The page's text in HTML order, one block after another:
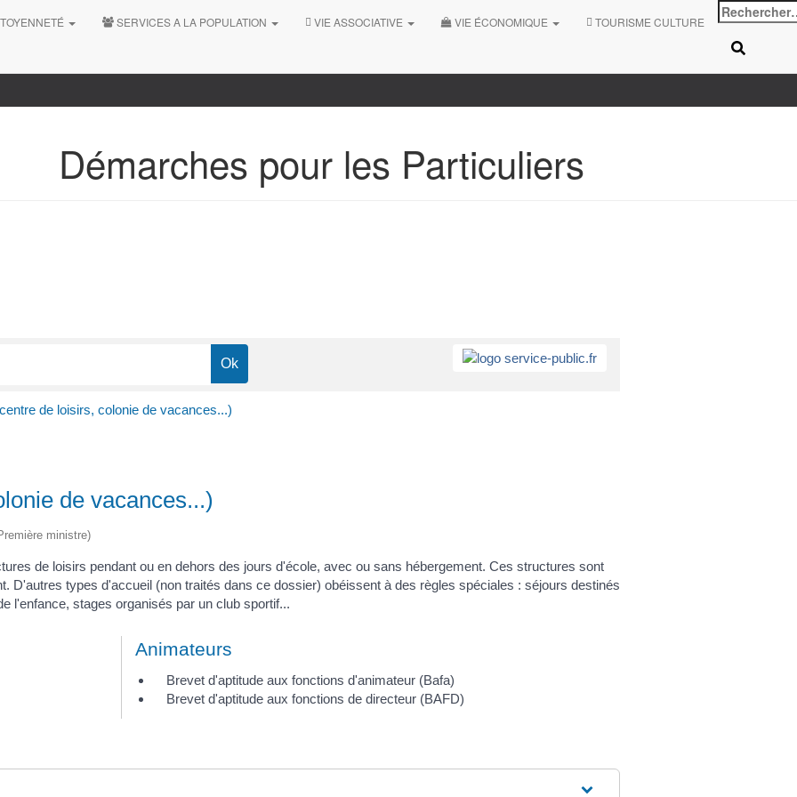
SERVICES A LA POPULATION VIE ASSOCIATIVE VIE ÉCONOMIQUE TOURISME CULTURE
Démarches pour les Particuliers
de loisirs, colonie de vacances...)
de vacances...)
ministre)
de loisirs pendant ou en dehors des jours d'école, avec ou sans hébergement. Ces structures sont
D'autres types d'accueil (non traités dans ce dossier) obéissent à des règles spéciales : séjours destinés
l'enfance, stages organisés par un club sportif...
Animateurs
Brevet d'aptitude aux fonctions d'animateur (Bafa)
Brevet d'aptitude aux fonctions de directeur (BAFD)